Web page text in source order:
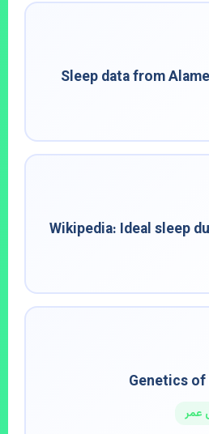
Sleep data from
Wikipedia: Ideal sleep
Genetics
عمر